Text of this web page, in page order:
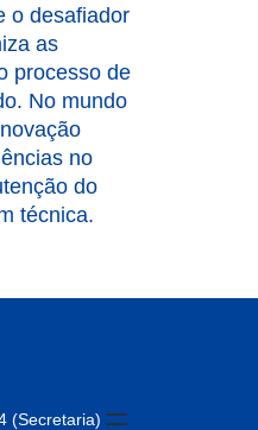
o desafiador
as
processo de
No mundo
no
do
técnica.
(Secretaria)